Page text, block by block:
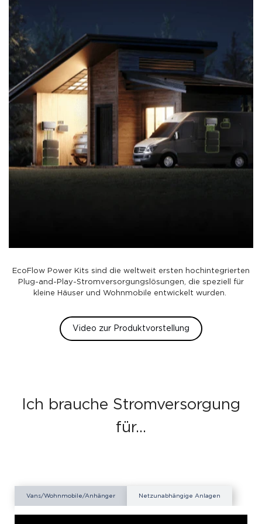
EcoFlow Power Kits sind die weltweit ersten hochintegrierten
Plug-and-Play-Stromversorgungslösungen, die speziell für
kleine Häuser und Wohnmobile entwickelt wurden.
Video zur Produktvorstellung
Ich brauche Stromversorgung
für…
Vans/Wohnmobile/Anhänger Netzunabhängige Anlagen